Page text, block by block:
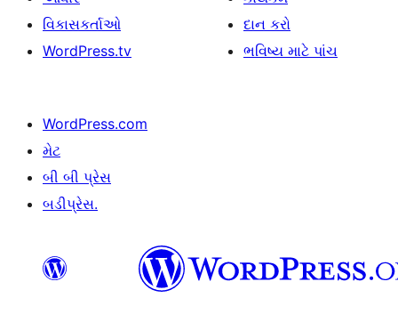
વિકાસકર્તાઓ
WordPress.tv
દાન કરો
ભવિષ્ય માટે પાંચ
WordPress.com
મેટ
બી બી પ્રેસ
બડીપ્રેસ.